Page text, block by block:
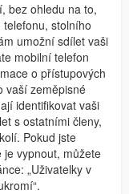
bez ohledu na to,
stolního
umožní sdílet vaši
mobilní telefon
o přístupových
vaší zeměpisné
identifikovat vaši
s ostatními členy,
Pokud jste
je vypnout, můžete
„Uživatelky v